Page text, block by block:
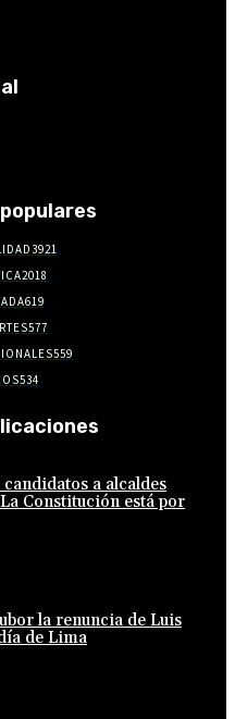
3921
2018
619
577
559
534
a alcaldes
Constitución está por
la renuncia de Luis
de Lima